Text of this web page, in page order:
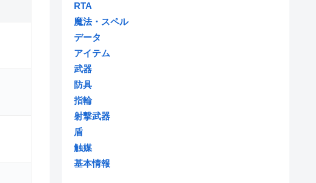
RTA
魔法・スペル
データ
アイテム
武器
防具
指輪
射撃武器
盾
触媒
基本情報